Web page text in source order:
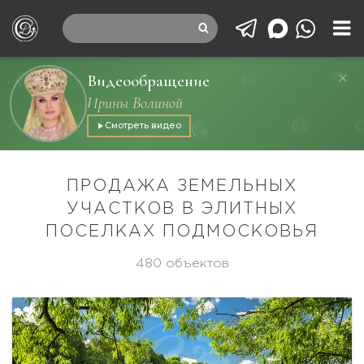
Видеообращение
Ирины Волиной
Смотреть видео
ПРОДАЖА ЗЕМЕЛЬНЫХ
УЧАСТКОВ В ЭЛИТНЫХ
ПОСЕЛКАХ ПОДМОСКОВЬЯ
480 объектов